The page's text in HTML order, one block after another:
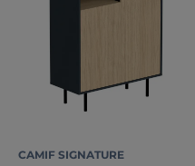
CAMIF SIGNATURE